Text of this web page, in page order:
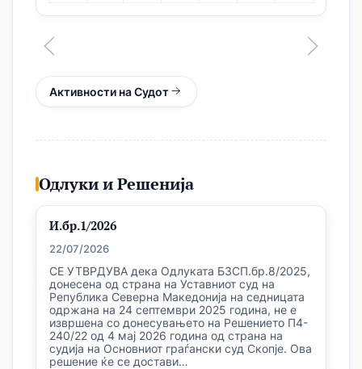
Активности на Судот
Одлуки и Решенија
И.бр.1/2026
22/07/2026
СЕ УТВРДУВА дека Одлуката БЗСП.бр.8/2025,
донесена од страна на Уставниот суд на
Република Северна Македонија на седницата
одржана на 24 септември 2025 година, не е
извршена со донесувањето на Решението П4-
240/22 од 4 мај 2026 година од страна на
судија на Основниот граѓански суд Скопје. Ова
решение ќе се достави…